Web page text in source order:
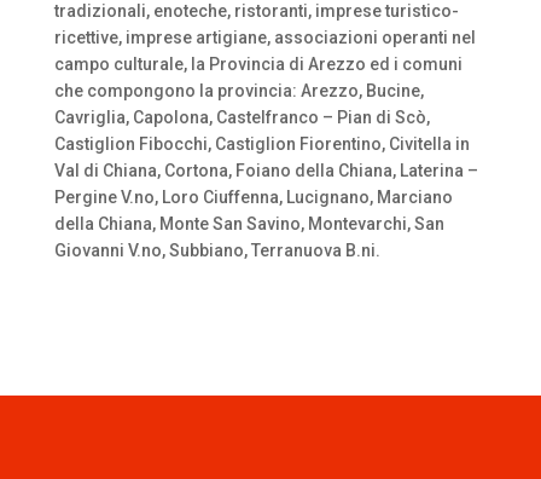
tradizionali, enoteche, ristoranti, imprese turistico-
ricettive, imprese artigiane, associazioni operanti nel
campo culturale, la Provincia di Arezzo ed i comuni
che compongono la provincia: Arezzo, Bucine,
Cavriglia, Capolona, Castelfranco – Pian di Scò,
Castiglion Fibocchi, Castiglion Fiorentino, Civitella in
Val di Chiana, Cortona, Foiano della Chiana, Laterina –
Pergine V.no, Loro Ciuffenna, Lucignano, Marciano
della Chiana, Monte San Savino, Montevarchi, San
Giovanni V.no, Subbiano, Terranuova B.ni.